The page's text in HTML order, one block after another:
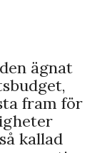
ägnat
fram för
kallad